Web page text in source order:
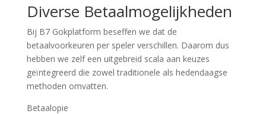
Diverse Betaalmogelijkheden
Bij B7 Gokplatform beseffen we dat de
betaalvoorkeuren per speler verschillen. Daarom dus
hebben we zelf een uitgebreid scala aan keuzes
geïntegreerd die zowel traditionele als hedendaagse
methoden omvatten.
Betaalopie